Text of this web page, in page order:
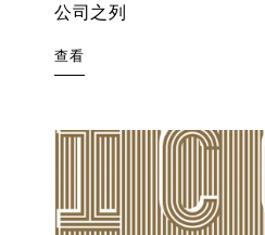
公司之列
查看